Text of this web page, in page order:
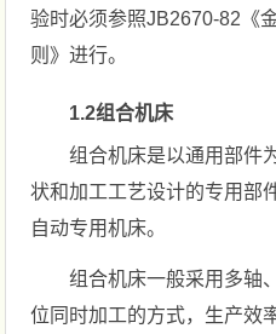
验时必须参照JB2670-82《
则》进行。
1.2组合机床
组合机床是以通用部件
状和加工工艺设计的专用部
自动专用机床。
组合机床一般采用多轴
位同时加工的方式，生产效